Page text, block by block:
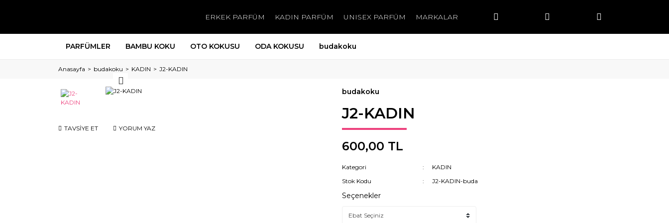
ERKEK PARFÜM KADIN PARFÜM UNISEX PARFÜM MARKALAR
PARFÜMLER BAMBU KOKU OTO KOKUSU ODA KOKUSU budakoku
Anasayfa budakoku KADIN J2-KADIN
TAVSİYE ET YORUM YAZ
budakoku
J2-KADIN
600,00 TL
Kategori
KADIN
Stok Kodu
J2-KADIN-buda
Seçenekler